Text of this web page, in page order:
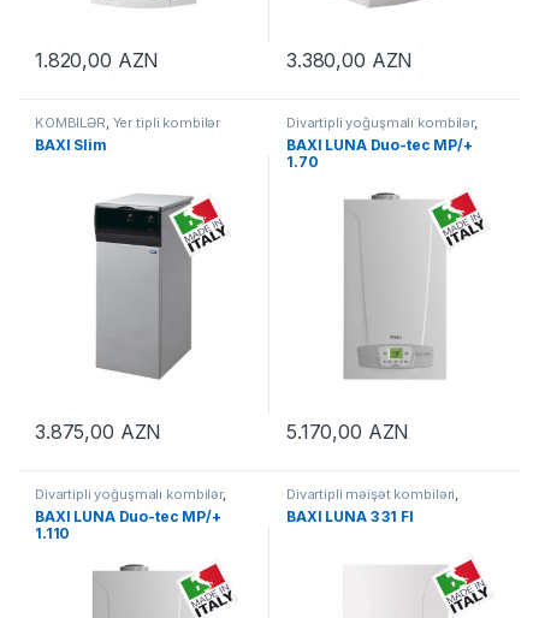
1.820,00 AZN 3.380,00 AZN
KOMBİLƏR, Yer tipli kombilər
BAXI Slim
3.875,00 AZN
Divartipli yoğuşmalı kombilər,
KOMBİLƏR
BAXI LUNA Duo-tec MP/+
1.70
5.170,00 AZN
Divartipli yoğuşmalı kombilər,
KOMBİLƏR
BAXI LUNA Duo-tec MP/+
1.110
Divartipli məişət kombiləri,
KOMBİLƏR
BAXI LUNA 3 31 FI